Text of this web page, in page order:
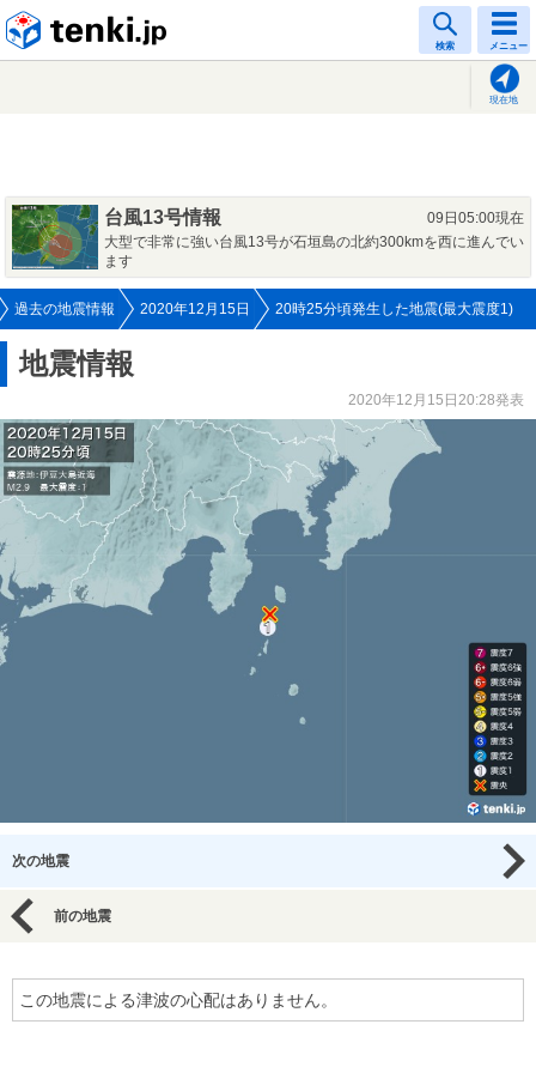
検索 メニュー
現在地
台風13号情報
09日05:00現在
大型で非常に強い台風13号が石垣島の北約300kmを西に進んでい
ます
過去の地震情報 2020年12月15日 20時25分頃発生した地震(最大震度1)
地震情報
2020年12月15日20:28発表
次の地震
前の地震
この地震による津波の心配はありません。